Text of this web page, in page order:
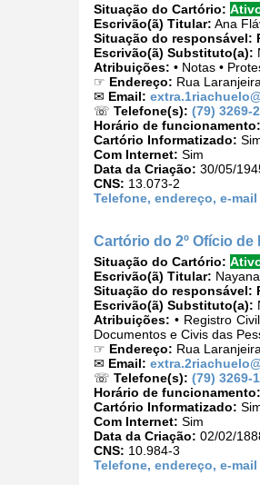
Situação do Cartório:
Escrivão(ã) Titular: Ana
Situação do responsável:
Escrivão(ã) Substituto(a):
Atribuições: • Notas •
☞ Endereço: Rua
✉ Email:
☏ Telefone(s): (79) 3269-
Horário de funcionamento:
Cartório Informatizado:
Com Internet: Sim
Data da Criação: 30/05/
CNS: 13.073-2
Telefone, endereço, e-
Cartório do 2º Ofício de
Situação do Cartório:
Escrivão(ã) Titular:
Situação do responsável:
Escrivão(ã) Substituto(a):
Atribuições: • Registro
Documentos e Civis das
☞ Endereço: Rua
✉ Email:
☏ Telefone(s): (79) 3269-
Horário de funcionamento:
Cartório Informatizado:
Com Internet: Sim
Data da Criação: 02/02/
CNS: 10.984-3
Telefone, endereço, e-